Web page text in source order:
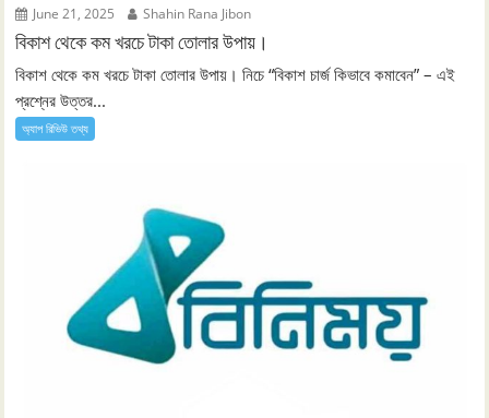
June 21, 2025 Shahin Rana Jibon
বিকাশ থেকে কম খরচে টাকা তোলার উপায়।
বিকাশ থেকে কম খরচে টাকা তোলার উপায়। নিচে “বিকাশ চার্জ কিভাবে কমাবেন” – এই
প্রশ্নের উত্তর...
অ্যাপ রিভিউ তথ্য